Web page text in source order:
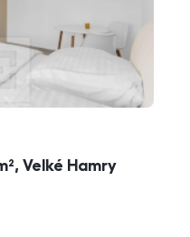
Velké Hamry